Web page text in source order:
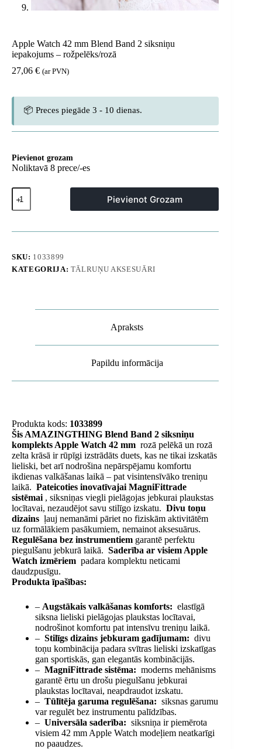
Apple Watch 42 mm Blend Band 2 siksniņu
iepakojums – rožpelēks/rozā
27,06 € (ar PVN)
📦 Preces piegāde 3 - 10 dienas.
Pievienot grozam
Noliktavā 8 prece/-es
Apple
Watch
42
Blend
siksniņu
iepakojums
Pievienot Grozam
SKU: 1033899
KATEGORIJA: TĀLRUŅU AKSESUĀRI
Apraksts
Papildu informācija
Produkta kods: 1033899
Šis AMAZINGTHING Blend Band 2 siksniņu
komplekts Apple Watch 42 mm rozā pelēkā un rozā
zelta krāsā ir rūpīgi izstrādāts duets, kas ne tikai izskatās
lieliski, bet arī nodrošina nepārspējamu komfortu
ikdienas valkāšanas laikā – pat visintensīvāko treniņu
laikā. Pateicoties inovatīvajai MagniFittrade
sistēmai , siksniņas viegli pielāgojas jebkurai plaukstas
locītavai, nezaudējot savu stilīgo izskatu. Divu toņu
dizains ļauj nemanāmi pāriet no fiziskām aktivitātēm
uz formālākiem pasākumiem, nemainot aksesuārus.
Regulēšana bez instrumentiem garantē perfektu
piegulšanu jebkurā laikā. Saderība ar visiem Apple
Watch izmēriem padara komplektu neticami
daudzpusīgu.
Produkta īpašības:
– Augstākais valkāšanas komforts: elastīgā
siksna lieliski pielāgojas plaukstas locītavai,
nodrošinot komfortu pat intensīvu treniņu laikā.
– Stilīgs dizains jebkuram gadījumam: divu
toņu kombinācija padara svītras lieliski izskatīgas
gan sportiskās, gan elegantās kombinācijās.
– MagniFittrade sistēma: moderns mehānisms
garantē ērtu un drošu piegulšanu jebkurai
plaukstas locītavai, neapdraudot izskatu.
– Tūlītēja garuma regulēšana: siksnas garumu
var regulēt bez instrumentu palīdzības.
– Universāla saderība: siksniņa ir piemērota
visiem 42 mm Apple Watch modeļiem neatkarīgi
no paaudzes.